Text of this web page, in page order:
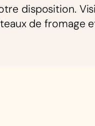
disposition.
de fromage